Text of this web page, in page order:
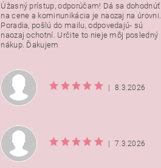
Úžasný prístup, odporúčam! Dá sa dohodnúť
na cene a kominunikácia je naozaj na úrovni.
Poradia, pošlú do mailu, odpovedajú- sú
naozaj ochotní. Určite to nieje môj posledný
nákup. Ďakujem
8.3.2026
7.3.2026